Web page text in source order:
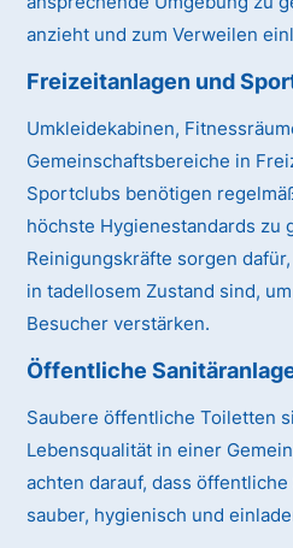
anzieht und zum Verweilen
Freizeitanlagen und
Umkleidekabinen,
Gemeinschaftsbereiche in
Sportclubs benötigen
höchste Hygienestandards zu
Reinigungskräfte sorgen
in tadellosem Zustand sind,
Besucher verstärken.
Öffentliche
Saubere öffentliche Toiletten
Lebensqualität in einer
achten darauf, dass
sauber, hygienisch und